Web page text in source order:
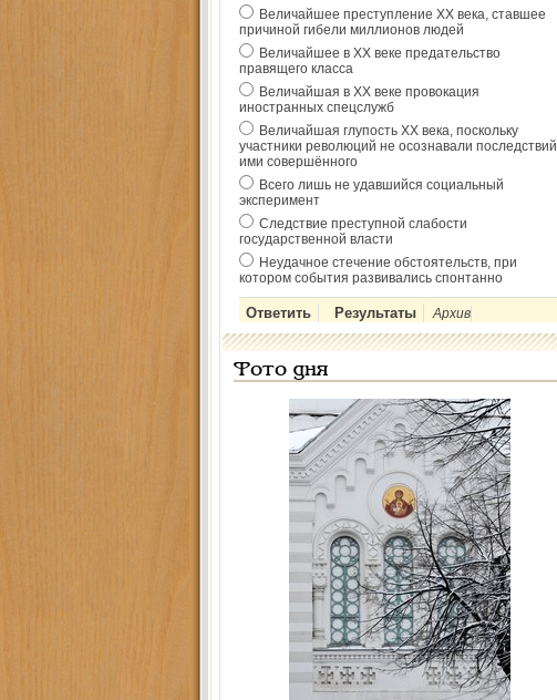
Величайшее преступление ХХ века, ставшее
причиной гибели миллионов людей
Величайшее в ХХ веке предательство
правящего класса
Величайшая в ХХ веке провокация
иностранных спецслужб
Величайшая глупость ХХ века, поскольку
участники революций не осознавали последствий
ими совершённого
Всего лишь не удавшийся социальный
эксперимент
Следствие преступной слабости
государственной власти
Неудачное стечение обстоятельств, при
котором события развивались спонтанно
Архив
Фото дня